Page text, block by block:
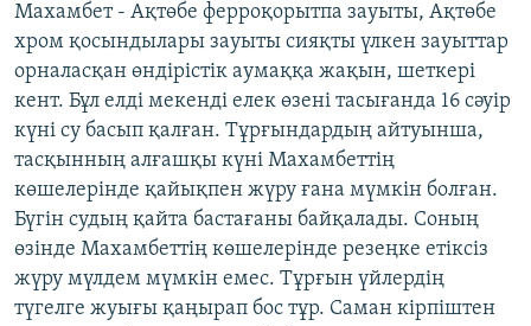
Махамбет - Ақтөбе ферроқорытпа зауыты, Ақтөбе
хром қосындылары зауыты сияқты үлкен зауыттар
орналасқан өндірістік аумаққа жақын, шеткері
кент. Бұл елді мекенді елек өзені тасығанда 16 сәуір
күні су басып қалған. Тұрғындардың айтуынша,
тасқынның алғашқы күні Махамбеттің
көшелерінде қайықпен жүру ғана мүмкін болған.
Бүгін судың қайта бастағаны байқалады. Соның
өзінде Махамбеттің көшелерінде резеңке етіксіз
жүру мүлдем мүмкін емес. Тұрғын үйлердің
түгелге жуығы қаңырап бос тұр. Саман кірпіштен